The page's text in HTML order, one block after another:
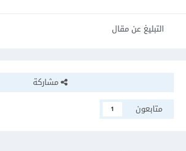
التبليغ عن مقال
مشاركة
متابعون
1